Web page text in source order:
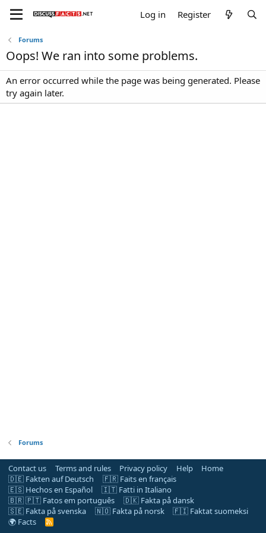
Log in Register
Forums
Oops! We ran into some problems.
An error occurred while the page was being generated. Please
try again later.
Forums
Contact us Terms and rules Privacy policy Help
Home
🇩🇪 Fakten auf Deutsch
🇫🇷 Faits en français
🇪🇸 Hechos en Español
🇮🇹 Fatti in Italiano
🇧🇷 🇵🇹 Fatos em português
🇩🇰 Fakta på dansk
🇸🇪 Fakta på svenska
🇳🇴 Fakta på norsk
🇫🇮 Faktat suomeksi
🌍 Facts
R